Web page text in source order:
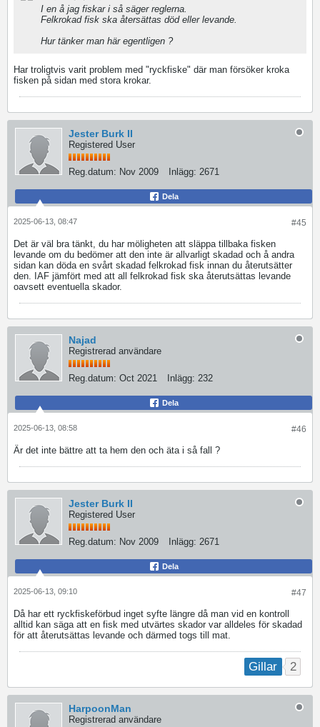
I en å jag fiskar i så säger reglerna.
Felkrokad fisk ska återsättas död eller levande.
Hur tänker man här egentligen ?
Har troligtvis varit problem med "ryckfiske" där man försöker kroka
fisken på sidan med stora krokar.
Jester Burk II
Registered User
Reg.datum: Nov 2009 Inlägg: 2671
Dela
#45
2025-06-13, 08:47
Det är väl bra tänkt, du har möligheten att släppa tillbaka fisken
levande om du bedömer att den inte är allvarligt skadad och å andra
sidan kan döda en svårt skadad felkrokad fisk innan du återutsätter
den. IAF jämfört med att all felkrokad fisk ska återutsättas levande
oavsett eventuella skador.
Najad
Registrerad användare
Reg.datum: Oct 2021 Inlägg: 232
Dela
#46
2025-06-13, 08:58
Är det inte bättre att ta hem den och äta i så fall ?
Jester Burk II
Registered User
Reg.datum: Nov 2009 Inlägg: 2671
Dela
#47
2025-06-13, 09:10
Då har ett ryckfiskeförbud inget syfte längre då man vid en kontroll
alltid kan säga att en fisk med utvärtes skador var alldeles för skadad
för att återutsättas levande och därmed togs till mat.
Gillar 2
HarpoonMan
Registrerad användare